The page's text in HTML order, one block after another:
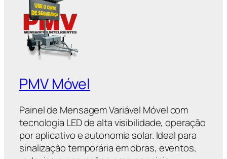
PMV Móvel
Painel de Mensagem Variável Móvel com
tecnologia LED de alta visibilidade, operação
por aplicativo e autonomia solar. Ideal para
sinalização temporária em obras, eventos,